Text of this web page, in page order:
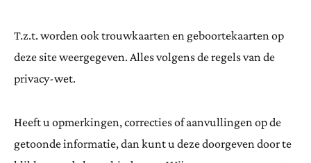
T.z.t. worden ook trouwkaarten en geboortekaarten op
deze site weergegeven. Alles volgens de regels van de
privacy-wet.
Heeft u opmerkingen, correcties of aanvullingen op de
getoonde informatie, dan kunt u deze doorgeven door te